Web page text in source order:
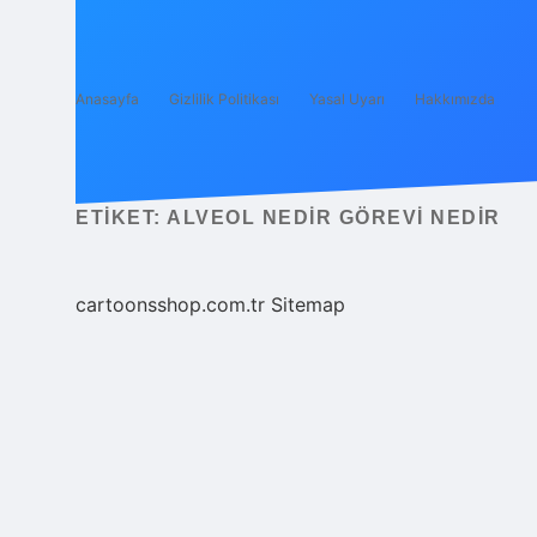
Anasayfa Gizlilik Politikası Yasal Uyarı Hakkımızda
ETIKET: ALVEOL NEDIR GÖREVI NEDIR
cartoonsshop.com.tr Sitemap